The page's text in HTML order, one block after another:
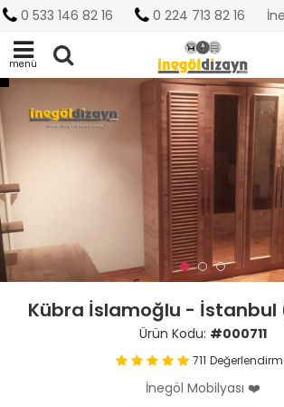
0 533 146 82 16 0 224 713 82 16
menü
Kübra İslamoğlu - İstanbul
Ürün Kodu: #000711
711
İnegöl Mobilyası ❤️